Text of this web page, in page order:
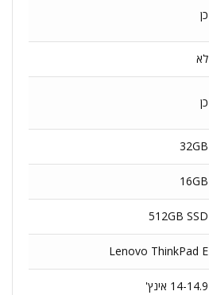
כן
לא
כן
32GB
16GB
512GB SSD
Lenovo ThinkPad E
14-14.9 אינץ'